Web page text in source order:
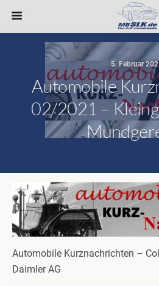
5. Februar
Automobile
02/2021 –
Automobile Kurznachrichten –
Daimler AG